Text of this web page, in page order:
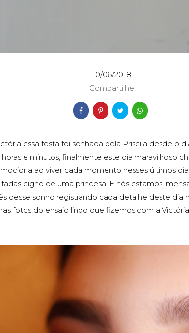
10/06/2018
Compartilhe
essa festa foi sonhada pela Priscila desde o
e minutos, finalmente este dia maravilhoso
ao viver cada momento nesses últimos
digno de uma princesa! E nós estamos
desse sonho registrando cada detalhe deste dia
fotos do ensaio lindo que fizemos com a